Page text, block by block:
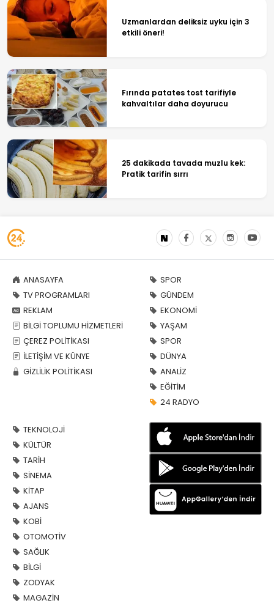
Uzmanlardan deliksiz uyku için 3
etkili öneri!
Fırında patates tost tarifiyle
kahvaltılar daha doyurucu
25 dakikada tavada muzlu kek:
Pratik tarifin sırrı
ANASAYFA
TV PROGRAMLARI
REKLAM
BİLGİ TOPLUMU HİZMETLERİ
ÇEREZ POLİTİKASI
İLETİŞİM VE KÜNYE
GİZLİLİK POLİTİKASI
SPOR
GÜNDEM
EKONOMİ
YAŞAM
SPOR
DÜNYA
ANALİZ
EĞİTİM
24 RADYO
TEKNOLOJİ
KÜLTÜR
TARİH
SİNEMA
KİTAP
AJANS
KOBİ
OTOMOTİV
SAĞLIK
BİLGİ
ZODYAK
MAGAZİN